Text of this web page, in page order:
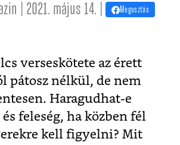
| 2021. május 14. | Megosztás
verseskötete az érett
pátosz nélkül, de nem
Haragudhat-e
feleség, ha közben fél
kell figyelni? Mit